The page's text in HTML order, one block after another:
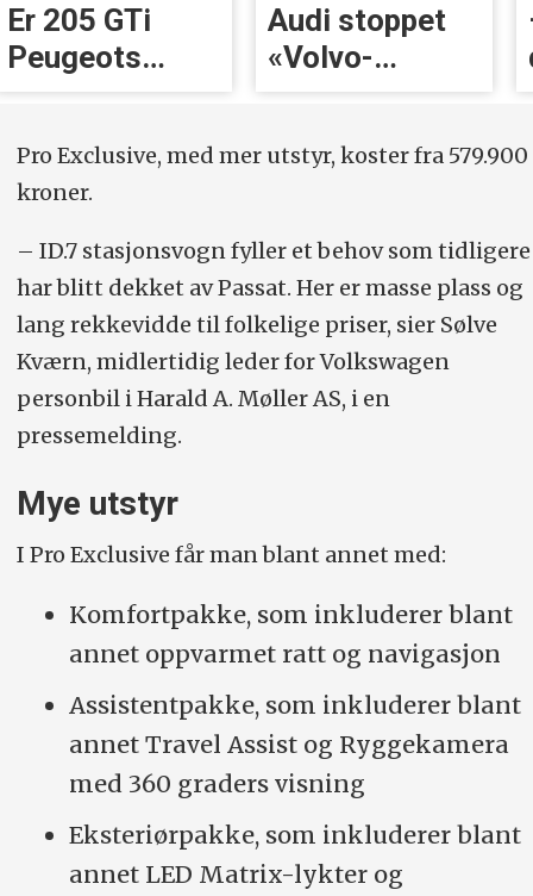
Er 205 GTi
Peugeots
beste
Audi stoppet
«Volvo-
håndtak» rett
Pro Exclusive, med mer utstyr, koster fra 579.900
kroner.
– ID.7 stasjonsvogn fyller et behov som tidligere
har blitt dekket av Passat. Her er masse plass og
lang rekkevidde til folkelige priser, sier Sølve
Kværn, midlertidig leder for Volkswagen
personbil i Harald A. Møller AS, i en
pressemelding.
Mye utstyr
I Pro Exclusive får man blant annet med:
Komfortpakke, som inkluderer blant
annet oppvarmet ratt og navigasjon
Assistentpakke, som inkluderer blant
annet Travel Assist og Ryggekamera
med 360 graders visning
Eksteriørpakke, som inkluderer blant
annet LED Matrix-lykter og